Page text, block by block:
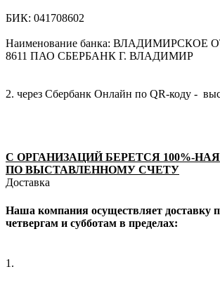
БИК: 041708602
Наименование банка: ВЛАДИМИРСКОЕ
8611 ПАО СБЕРБАНК Г. ВЛАДИМИР
2. через Сбербанк Онлайн по QR-коду -
С ОРГАНИЗАЦИЙ БЕРЕТСЯ 100%-
ПО ВЫСТАВЛЕННОМУ СЧЕТУ
Доставка
Наша компания осуществляет доставку
четвергам и субботам в пределах:
1.